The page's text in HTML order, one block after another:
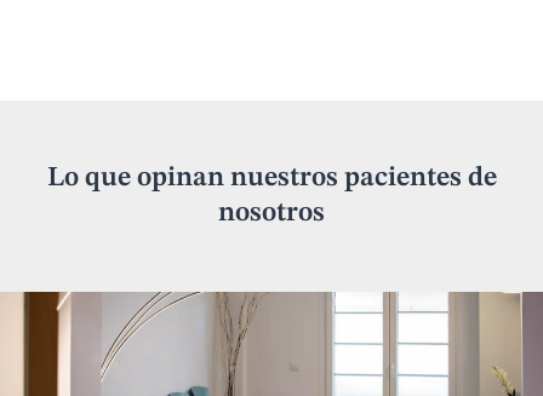
Lo que opinan nuestros pacientes de
nosotros